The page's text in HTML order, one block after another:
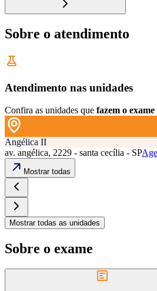
Sobre o atendimento
Atendimento nas unidades
Confira as unidades que fazem o exame
Angélica II
av. angélica, 2229 - santa cecília - SP
Mostrar todas
Mostrar todas as unidades
Sobre o exame